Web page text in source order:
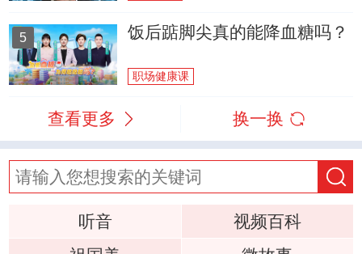
5 饭后踮脚尖真的能降血糖吗？
职场健康课
查看更多 换一换
听音
视频百科